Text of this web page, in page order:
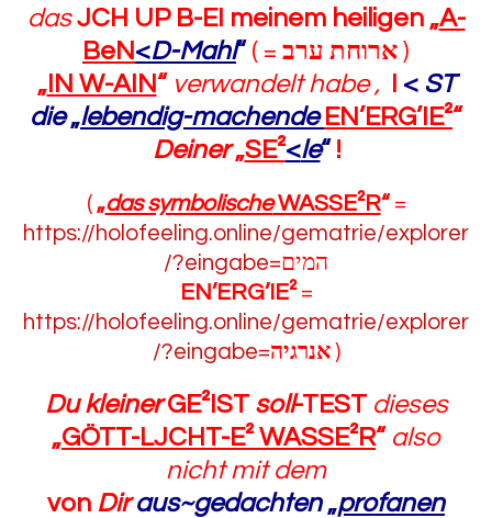
dasJCH UP B-EI meinem heiligen „A-
BeN <D-Mahl“ ( = ערב ארוחת )
„IN W-AIN“ verwandelt habe , < ST
die„lebendig-machende EN’ERG’IE²“
Deiner„SE²<le“ !
( „das symbolischeWASSE²R“ =
https://holofeeling.online/gematrie/explorer
/?eingabe=המים
EN’ERG’IE²=
https://holofeeling.online/gematrie/explorer
/?eingabe=אנרגיה )
Du kleinerGE²IST soll-TEST dieses
„GÖTT-LJCHT-E² WASSE²R“ also
nicht mit dem
von Dir aus~gedachten „profanen